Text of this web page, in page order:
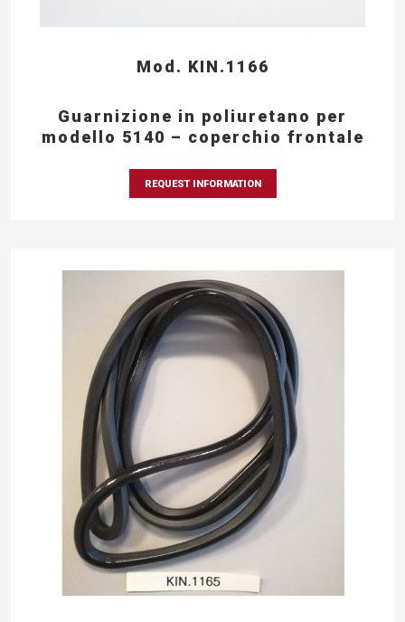
Mod. KIN.1166
Guarnizione in poliuretano per
modello 5140 – coperchio frontale
REQUEST INFORMATION